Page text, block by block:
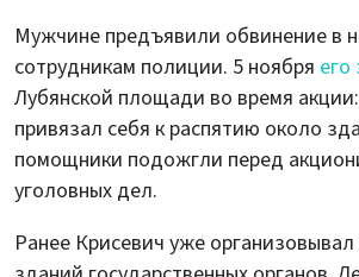
Мужчине предъявили обвинение в
сотрудникам полиции. 5 ноября
Лубянской площади во время
привязал себя к распятию около
помощники подожгли перед
уголовных дел.
Ранее Крисевич уже